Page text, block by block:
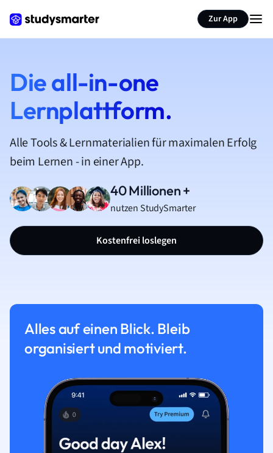
Zur App
Die all-in-one
Lernplattform.
Alle Tools & Lernmaterialien für maximalen Erfolg
beim Lernen - in einer App.
40 Millionen +
nutzen StudySmarter
Kostenfrei loslegen
Alles auf einen Blick. Bleib
organisiert und motiviert.